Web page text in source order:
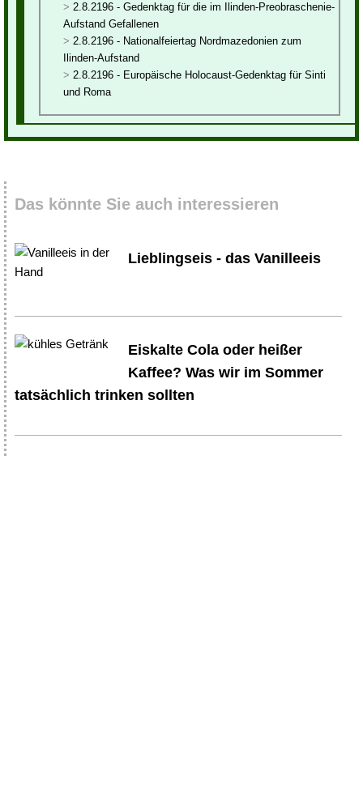
2.8.2196 - Gedenktag für die im Ilinden-Preobraschenie-
Aufstand Gefallenen
2.8.2196 - Nationalfeiertag Nordmazedonien zum
Ilinden-Aufstand
2.8.2196 - Europäische Holocaust-Gedenktag für Sinti
und Roma
Das könnte Sie auch interessieren
Lieblingseis - das Vanilleeis
Eiskalte Cola oder heißer
Kaffee? Was wir im Sommer
tatsächlich trinken sollten